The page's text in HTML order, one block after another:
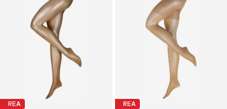
REA REA